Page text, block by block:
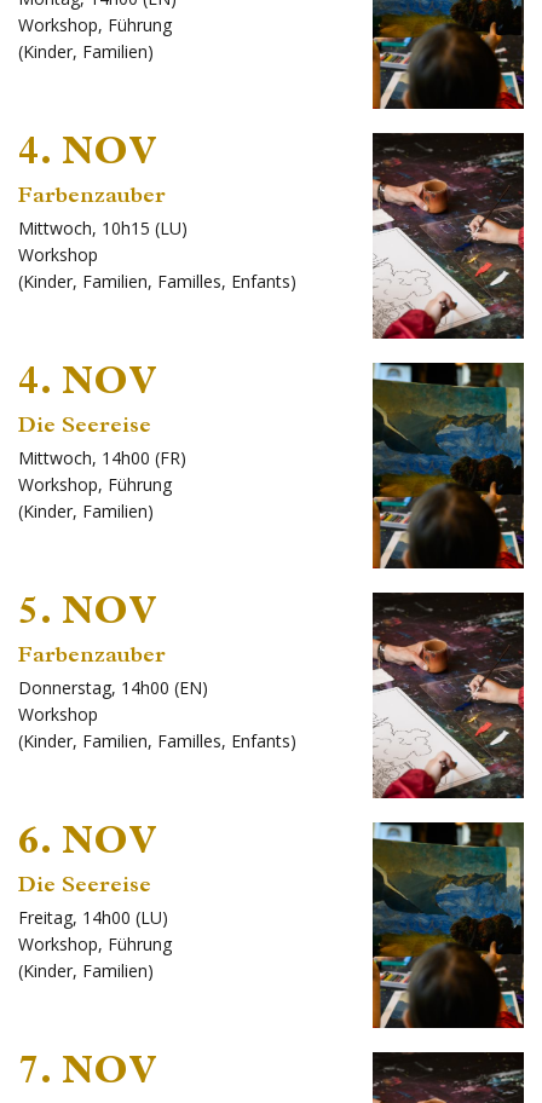
Workshop, Führung
(Kinder, Familien)
4. NOV
Farbenzauber
Mittwoch, 10h15 (LU)
Workshop
(Kinder, Familien, Familles, Enfants)
4. NOV
Die Seereise
Mittwoch, 14h00 (FR)
Workshop, Führung
(Kinder, Familien)
5. NOV
Farbenzauber
Donnerstag, 14h00 (EN)
Workshop
(Kinder, Familien, Familles, Enfants)
6. NOV
Die Seereise
Freitag, 14h00 (LU)
Workshop, Führung
(Kinder, Familien)
7. NOV